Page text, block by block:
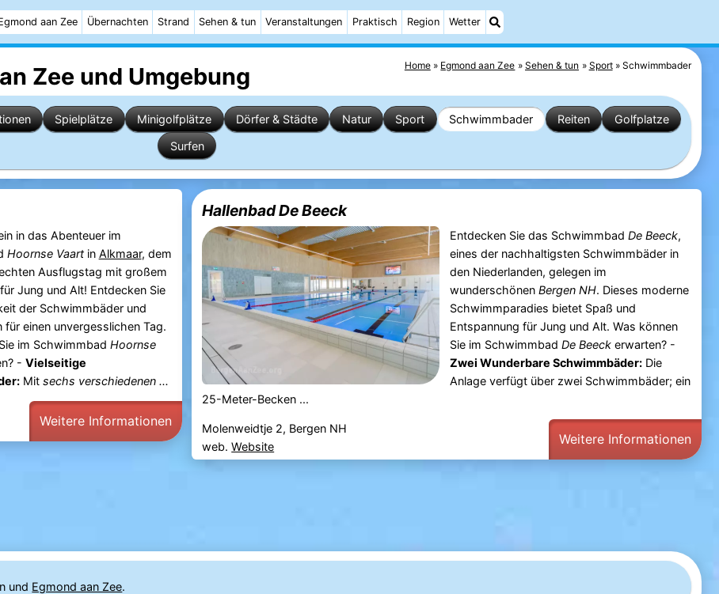
aan Zee Übernachten Strand Sehen & tun Veranstaltungen Praktisch Region Wetter
Home Egmond aan Zee Sehen & tun Sport Schwimmbader
Zee und Umgebung
Spielplätze Minigolfplätze Dörfer & Städte Natur Sport Schwimmbader Reiten
Golfplatze
Surfen
in das Abenteuer im
Hoornse Vaartin Alkmaar, dem
Ausflugstag mit großem
Jung und Alt! Entdecken Sie
der Schwimmbäder und
für einen unvergesslichen Tag.
im Schwimmbad Hoornse
- Vielseitige
Mit sechs verschiedenen ...
Weitere Informationen
Hallenbad De Beeck
Entdecken Sie das Schwimmbad De Beeck,
eines der nachhaltigsten Schwimmbäder in
den Niederlanden, gelegen im
wunderschönen Bergen NH. Dieses moderne
Schwimmparadies bietet Spaß und
Entspannung für Jung und Alt. Was können
Sie im Schwimmbad De Beeckerwarten? -
Zwei Wunderbare Schwimmbäder:Die
Anlage verfügt über zwei Schwimmbäder; ein
25-Meter-Becken ...
Molenweidtje 2, Bergen NH
web.Website Weitere Informationen
und Egmond aan Zee.